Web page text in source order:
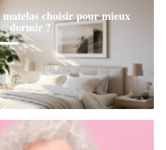
choisir pour mieux
dormir ?